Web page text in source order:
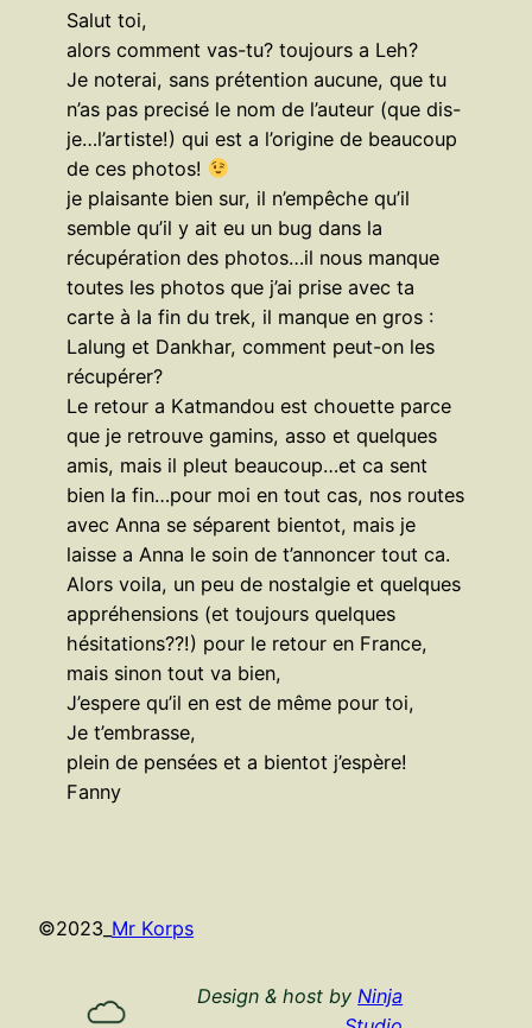
Salut toi,
alors comment vas-tu? toujours a Leh?
Je noterai, sans prétention aucune, que tu
n’as pas precisé le nom de l’auteur (que dis-
je…l’artiste!) qui est a l’origine de beaucoup
de ces photos!
je plaisante bien sur, il n’empêche qu’il
semble qu’il y ait eu un bug dans la
récupération des photos…il nous manque
toutes les photos que j’ai prise avec ta
carte à la fin du trek, il manque en gros :
Lalung et Dankhar, comment peut-on les
récupérer?
Le retour a Katmandou est chouette parce
que je retrouve gamins, asso et quelques
amis, mais il pleut beaucoup…et ca sent
bien la fin…pour moi en tout cas, nos routes
avec Anna se séparent bientot, mais je
laisse a Anna le soin de t’annoncer tout ca.
Alors voila, un peu de nostalgie et quelques
appréhensions (et toujours quelques
hésitations??!) pour le retour en France,
mais sinon tout va bien,
J’espere qu’il en est de même pour toi,
Je t’embrasse,
plein de pensées et a bientot j’espère!
Fanny
©2023_ Mr Korps
Design & host byNinja